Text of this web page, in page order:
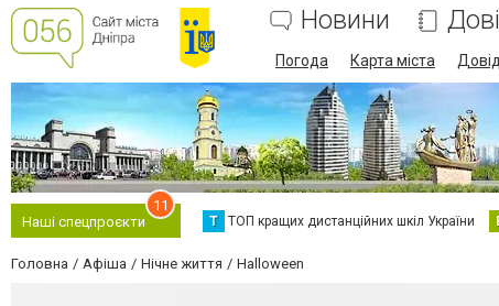
Новини
Погода Карта міста
Наші спецпроєкти
11
Т ТОП кращих дистанційних шкіл України
Головна Афіша Нічне життя Halloween